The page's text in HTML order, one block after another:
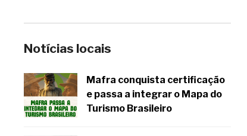
Notícias locais
Mafra conquista certificação
e passa a integrar o Mapa do
Turismo Brasileiro